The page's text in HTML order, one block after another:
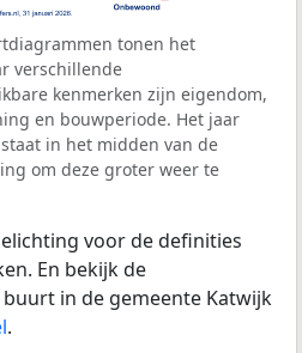
tonen het
verschillende
kenmerken zijn eigendom,
en bouwperiode. Het jaar
in het midden van de
om deze groter weer te
voor de definities
En bekijk de
in de gemeente Katwijk
.